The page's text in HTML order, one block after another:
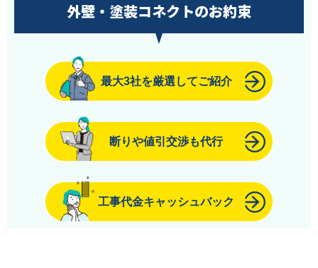
外壁・塗装コネクトのお約束
最大3社を厳選してご紹介
断りや値引交渉も代行
工事代金キャッシュバック